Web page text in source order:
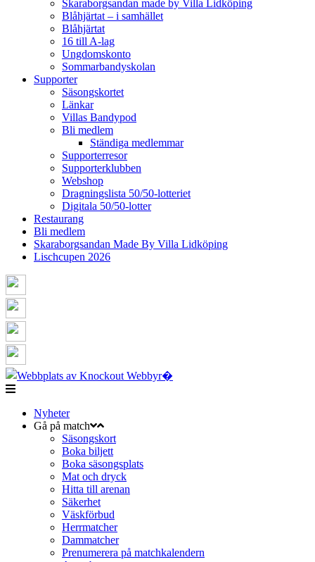
Skaraborgsandan made by Villa Lidköping
Blåhjärtat – i samhället
Blåhjärtat
16 till A-lag
Ungdomskonto
Sommarbandyskolan
Supporter
Säsongskortet
Länkar
Villas Bandypod
Bli medlem
Ständiga medlemmar
Supporterresor
Supporterklubben
Webshop
Dragningslista 50/50-lotteriet
Digitala 50/50-lotter
Restaurang
Bli medlem
Skaraborgsandan Made By Villa Lidköping
Lischcupen 2026
Nyheter
Gå på match
Säsongskort
Boka biljett
Boka säsongsplats
Mat och dryck
Hitta till arenan
Säkerhet
Väskförbud
Herrmatcher
Dammatcher
Prenumerera på matchkalendern